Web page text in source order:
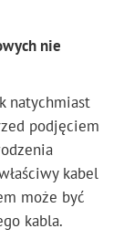
nie
natychmiast
podjęciem
kabel
może być
kabla.